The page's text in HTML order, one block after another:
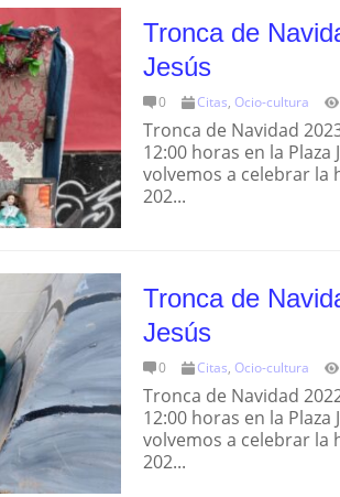
Tronca de
Jesús
0 Citas, Ocio-cultura
Tronca de Navidad
12:00 horas en la Plaza
volvemos a celebrar la
202...
Tronca de
Jesús
0 Citas, Ocio-cultura
Tronca de Navidad
12:00 horas en la Plaza
volvemos a celebrar la
202...